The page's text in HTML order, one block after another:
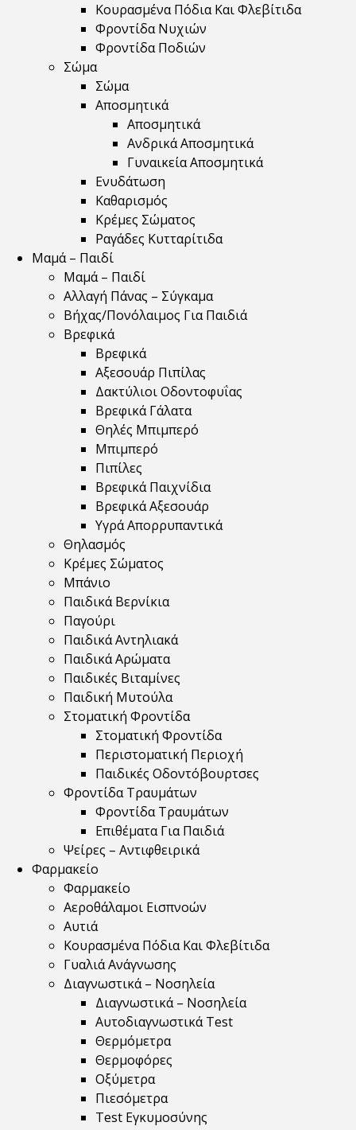
Κουρασμένα Πόδια Και Φλεβίτιδα
Φροντίδα Νυχιών
Φροντίδα Ποδιών
Σώμα
Σώμα
Αποσμητικά
Αποσμητικά
Ανδρικά Αποσμητικά
Γυναικεία Αποσμητικά
Ενυδάτωση
Καθαρισμός
Κρέμες Σώματος
Ραγάδες Κυτταρίτιδα
Μαμά – Παιδί
Μαμά – Παιδί
Αλλαγή Πάνας – Σύγκαμα
Βήχας/Πονόλαιμος Για Παιδιά
Βρεφικά
Βρεφικά
Αξεσουάρ Πιπίλας
Δακτύλιοι Οδοντοφυΐας
Βρεφικά Γάλατα
Θηλές Μπιμπερό
Μπιμπερό
Πιπίλες
Βρεφικά Παιχνίδια
Βρεφικά Αξεσουάρ
Υγρά Απορρυπαντικά
Θηλασμός
Κρέμες Σώματος
Μπάνιο
Παιδικά Βερνίκια
Παγούρι
Παιδικά Αντηλιακά
Παιδικά Αρώματα
Παιδικές Βιταμίνες
Παιδική Μυτούλα
Στοματική Φροντίδα
Στοματική Φροντίδα
Περιστοματική Περιοχή
Παιδικές Οδοντόβουρτσες
Φροντίδα Τραυμάτων
Φροντίδα Τραυμάτων
Επιθέματα Για Παιδιά
Ψείρες – Αντιφθειρικά
Φαρμακείο
Φαρμακείο
Αεροθάλαμοι Εισπνοών
Αυτιά
Κουρασμένα Πόδια Και Φλεβίτιδα
Γυαλιά Ανάγνωσης
Διαγνωστικά – Νοσηλεία
Διαγνωστικά – Νοσηλεία
Αυτοδιαγνωστικά Test
Θερμόμετρα
Θερμοφόρες
Οξύμετρα
Πιεσόμετρα
Test Εγκυμοσύνης